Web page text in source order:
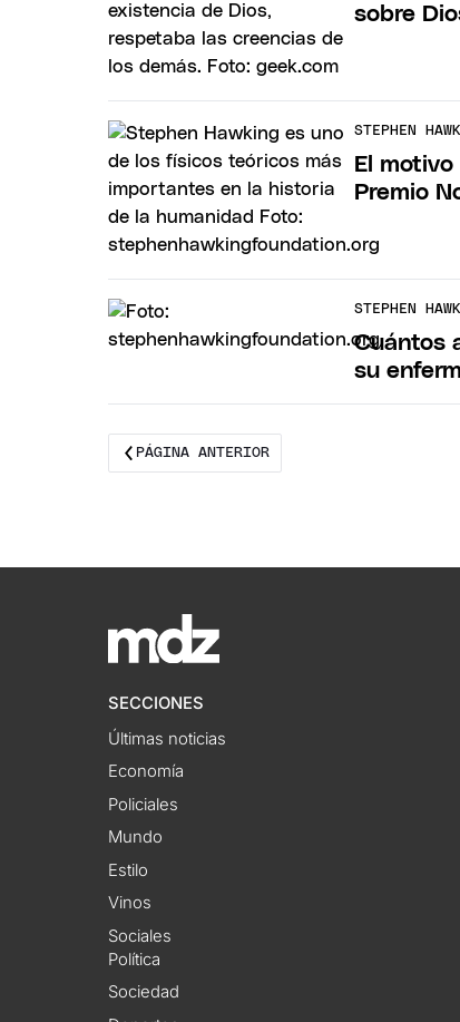
sobre
STEPHEN
El
Premio
STEPHEN
Cuántos
su
PÁGINA ANTERIOR
SECCIONES
Últimas noticias
Economía
Policiales
Mundo
Estilo
Vinos
Sociales
Política
Sociedad